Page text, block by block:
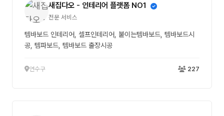
새집다오 - 인테리어 플랫폼 NO1
전문 서비스
템바보드 인테리어, 셀프인테리어, 붙이는템바보드, 템바보드시
공, 템파보드, 템바보드 출장시공
연수구 227